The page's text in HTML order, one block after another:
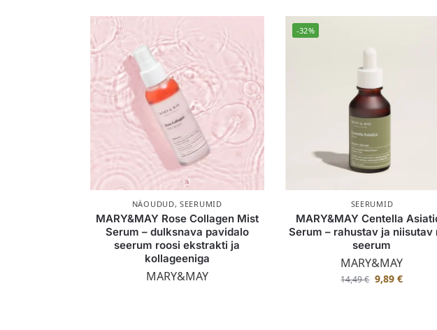
NÄOUDUD,SEERUMID
MARY&MAY Rose Collagen Mist
Serum – dulksnava pavidalo
seerum roosi ekstrakti ja
kollageeniga
MARY&MAY
-32%
SEERUMID
MARY&MAY Centella
Serum – rahustav ja niisutav
seerum
MARY&MAY
14,49€ 9,89€